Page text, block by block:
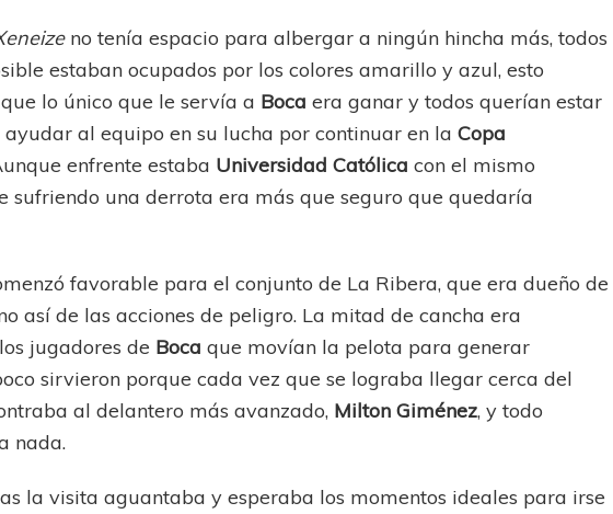
no tenía espacio para albergar a ningún hincha más, todos
estaban ocupados por los colores amarillo y azul, esto
lo único que le servía a Bocaera ganar y todos querían estar
ayudar al equipo en su lucha por continuar en laCopa
enfrente estaba Universidad Católica con el mismo
sufriendo una derrota era más que seguro que quedaría
favorable para el conjunto de La Ribera, que era dueño de
así de las acciones de peligro. La mitad de cancha era
jugadores de Bocaque movían la pelota para generar
sirvieron porque cada vez que se lograba llegar cerca del
al delantero más avanzado, Milton Giménez, y todo
nada.
la visita aguantaba y esperaba los momentos ideales para irse